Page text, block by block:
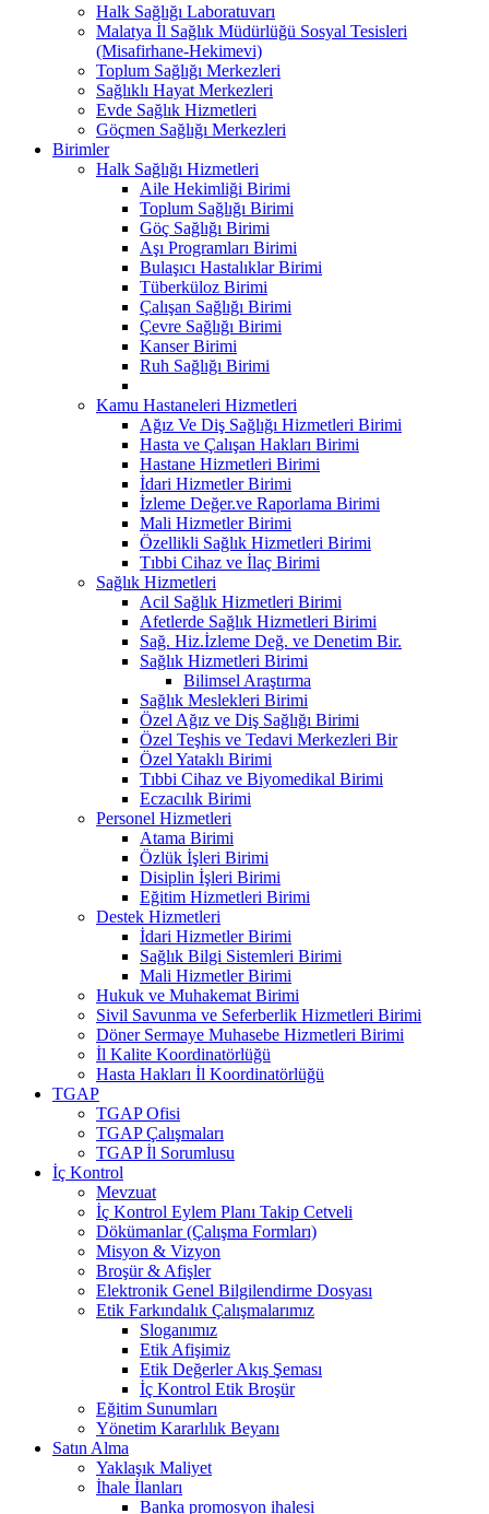
Halk Sağlığı Laboratuvarı
Malatya İl Sağlık Müdürlüğü Sosyal Tesisleri
(Misafirhane-Hekimevi)
Toplum Sağlığı Merkezleri
Sağlıklı Hayat Merkezleri
Evde Sağlık Hizmetleri
Göçmen Sağlığı Merkezleri
Birimler
Halk Sağlığı Hizmetleri
Aile Hekimliği Birimi
Toplum Sağlığı Birimi
Göç Sağlığı Birimi
Aşı Programları Birimi
Bulaşıcı Hastalıklar Birimi
Tüberküloz Birimi
Çalışan Sağlığı Birimi
Çevre Sağlığı Birimi
Kanser Birimi
Ruh Sağlığı Birimi
Kamu Hastaneleri Hizmetleri
Ağız Ve Diş Sağlığı Hizmetleri Birimi
Hasta ve Çalışan Hakları Birimi
Hastane Hizmetleri Birimi
İdari Hizmetler Birimi
İzleme Değer.ve Raporlama Birimi
Mali Hizmetler Birimi
Özellikli Sağlık Hizmetleri Birimi
Tıbbi Cihaz ve İlaç Birimi
Sağlık Hizmetleri
Acil Sağlık Hizmetleri Birimi
Afetlerde Sağlık Hizmetleri Birimi
Sağ. Hiz.İzleme Değ. ve Denetim Bir.
Sağlık Hizmetleri Birimi
Bilimsel Araştırma
Sağlık Meslekleri Birimi
Özel Ağız ve Diş Sağlığı Birimi
Özel Teşhis ve Tedavi Merkezleri Bir
Özel Yataklı Birimi
Tıbbi Cihaz ve Biyomedikal Birimi
Eczacılık Birimi
Personel Hizmetleri
Atama Birimi
Özlük İşleri Birimi
Disiplin İşleri Birimi
Eğitim Hizmetleri Birimi
Destek Hizmetleri
İdari Hizmetler Birimi
Sağlık Bilgi Sistemleri Birimi
Mali Hizmetler Birimi
Hukuk ve Muhakemat Birimi
Sivil Savunma ve Seferberlik Hizmetleri Birimi
Döner Sermaye Muhasebe Hizmetleri Birimi
İl Kalite Koordinatörlüğü
Hasta Hakları İl Koordinatörlüğü
TGAP
TGAP Ofisi
TGAP Çalışmaları
TGAP İl Sorumlusu
İç Kontrol
Mevzuat
İç Kontrol Eylem Planı Takip Cetveli
Dökümanlar (Çalışma Formları)
Misyon & Vizyon
Broşür & Afişler
Elektronik Genel Bilgilendirme Dosyası
Etik Farkındalık Çalışmalarımız
Sloganımız
Etik Afişimiz
Etik Değerler Akış Şeması
İç Kontrol Etik Broşür
Eğitim Sunumları
Yönetim Kararlılık Beyanı
Satın Alma
Yaklaşık Maliyet
İhale İlanları
Banka promosyon ihalesi